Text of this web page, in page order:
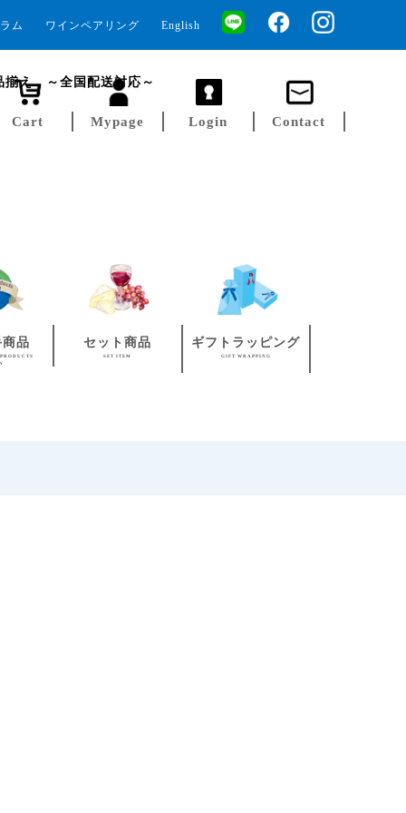
English
ワインペアリング
ム
揃え ～全国配送対応～
Contact
Login
Mypage
Cart
商品 セット商品
SET ITEM
ギフトラッピング
GIFT WRAPPING